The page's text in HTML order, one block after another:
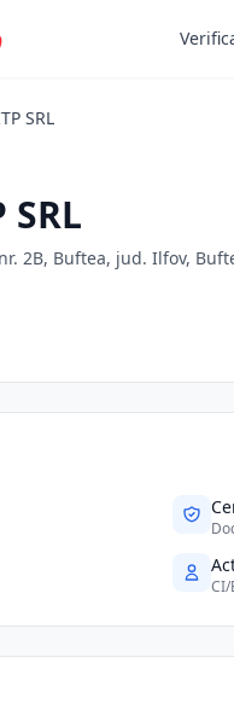
SRL
SRL
2B, Buftea, jud. Ilfov,